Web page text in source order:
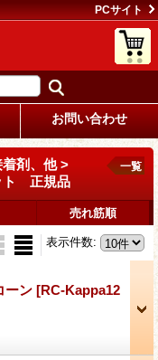
PCサイト
お問い合わせ
剤、他 >
ト 正規品
一覧
売れ筋順
表示件数:
ーン [RC-Kappa12